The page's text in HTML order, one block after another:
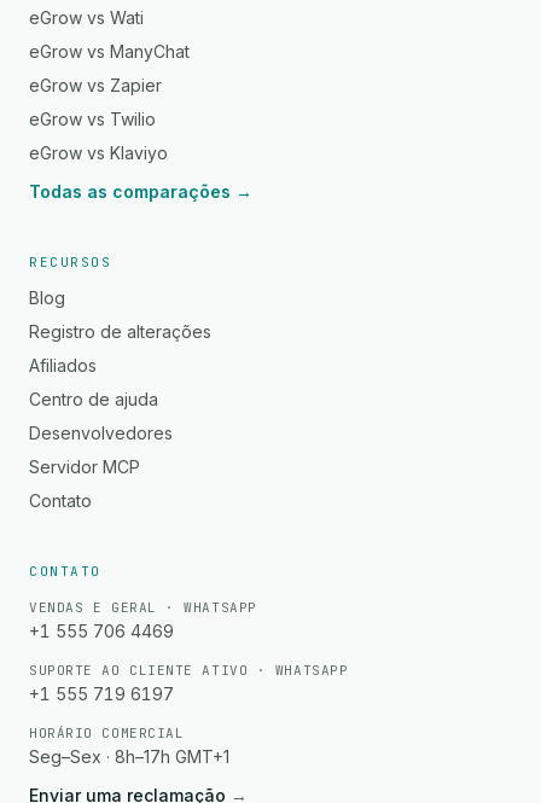
eGrow vs Wati
eGrow vs ManyChat
eGrow vs Zapier
eGrow vs Twilio
eGrow vs Klaviyo
Todas as comparações →
RECURSOS
Blog
Registro de alterações
Afiliados
Centro de ajuda
Desenvolvedores
Servidor MCP
Contato
CONTATO
VENDAS E GERAL · WHATSAPP
+1 555 706 4469
SUPORTE AO CLIENTE ATIVO · WHATSAPP
+1 555 719 6197
HORÁRIO COMERCIAL
Seg–Sex · 8h–17h GMT+1
Enviar uma reclamação →